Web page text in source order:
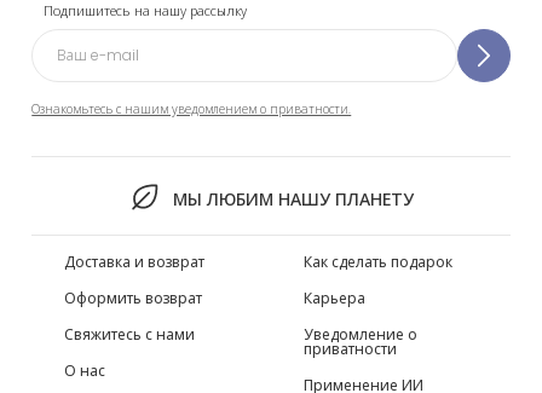
Подпишитесь на нашу рассылку
Ознакомьтесь с нашим уведомлением о приватности.
МЫ ЛЮБИМ НАШУ ПЛАНЕТУ
Доставка и возврат
Оформить возврат
Свяжитесь с нами
О нас
Как сделать подарок
Карьера
Уведомление о
приватности
Применение ИИ